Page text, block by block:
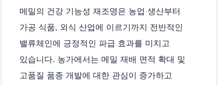
메밀의 건강 기능성 재조명은 농업 생산부터
가공 식품, 외식 산업에 이르기까지 전반적인
밸류체인에 긍정적인 파급 효과를 미치고
있습니다. 농가에서는 메밀 재배 면적 확대 및
고품질 품종 개발에 대한 관심이 증가하고